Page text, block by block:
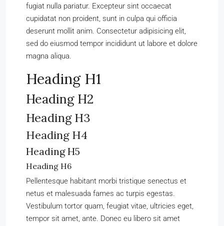
fugiat nulla pariatur. Excepteur sint occaecat
cupidatat non proident, sunt in culpa qui officia
deserunt mollit anim. Consectetur adipisicing elit,
sed do eiusmod tempor incididunt ut labore et dolore
magna aliqua.
Heading H1
Heading H2
Heading H3
Heading H4
Heading H5
Heading H6
Pellentesque habitant morbi tristique senectus et
netus et malesuada fames ac turpis egestas.
Vestibulum tortor quam, feugiat vitae, ultricies eget,
tempor sit amet, ante. Donec eu libero sit amet